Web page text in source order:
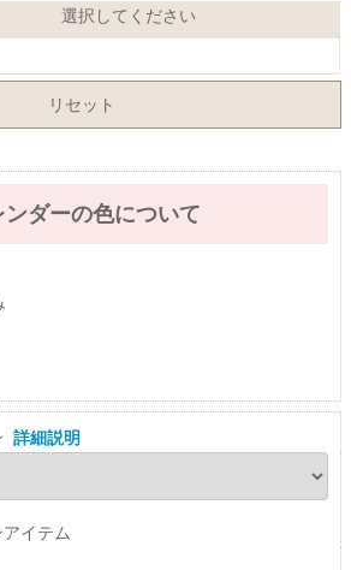
選択してください
リセット
ンダーの色について
詳細説明
イテム